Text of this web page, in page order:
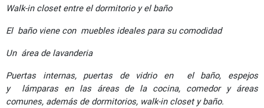
Walk-in closet entre el dormitorio y el baño
El baño viene con muebles ideales para su comodidad
Un área de lavanderia
Puertas internas, puertas de vidrio en el baño, espejos
y lámparas en las áreas de la cocina, comedor y áreas
comunes, además de dormitorios, walk-in closet y baño.